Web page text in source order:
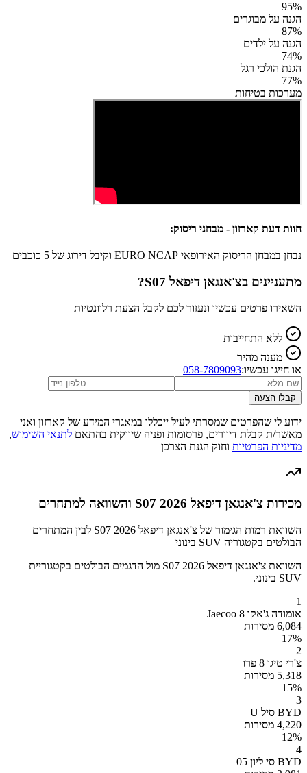
95%
הגנה על מבוגרים
87%
הגנה על ילדים
74%
הגנת הולכי רגל
77%
מערכות בטיחות
חוות דעת קארזון - מבחני ריסוק:
נבחן במבחן הריסוק האירופאי EURO NCAP וקיבל דירוג של 5 כוכבים
מתעניינים בצ'אנגאן דיפאל S07 ?
השאירו פרטים עכשיו ונעזור לכם לקבל הצעת רלוונטיות
ללא התחייבות
מענה מהיר
או חייגו עכשיו:058-7809093
קבלו הצעה
ידוע לי שהפרטים שמסרתי לעיל ייכללו במאגרי המידע של קארזון ואני
מאשר/ת קבלת דיוורים, פרסומות ופניה שיווקית בהתאם לתנאי השימוש,
מדיניות הפרטיות וחוק הגנת הצרכן
מכירות צ'אנגאן דיפאל S07 2026 והשוואה למתחרים
השוואת רמות הגימור של צ'אנגאן דיפאל S07 2026 לבין המתחרים
הבולטים בקטגוריה SUV בינוני
השוואת צ'אנגאן דיפאל S07 2026 מול הדגמים הבולטים בקטגוריית
SUV בינוני.
1
אומודה ג'אקו Jaecoo 8
6,084 מסירות
17%
2
צ'רי טיגו 8 פרו
5,318 מסירות
15%
3
BYD סיל U
4,220 מסירות
12%
4
BYD סי ליון 05